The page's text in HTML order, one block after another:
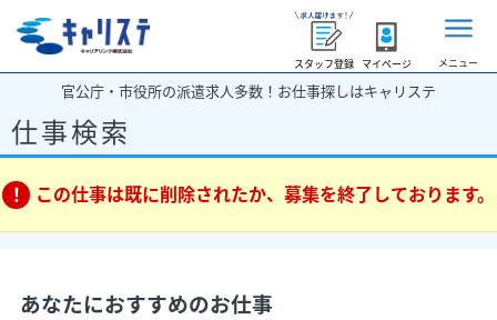
スタッフ登録 マイページ メニュー
官公庁・市役所の派遣求人多数！お仕事探しはキャリステ
仕事検索
この仕事は既に削除されたか、募集を終了しております。
あなたにおすすめのお仕事